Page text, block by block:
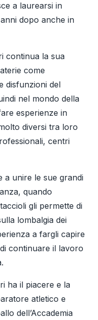
a laurearsi in
dopo anche in
continua la sua
come
disfunzioni del
nel mondo della
esperienze in
diversi tra loro
centri
a unire le sue grandi
quando
gli permette di
lombalgia dei
a fargli capire
continuare il lavoro
ha il piacere e la
atletico e
dell’Accademia